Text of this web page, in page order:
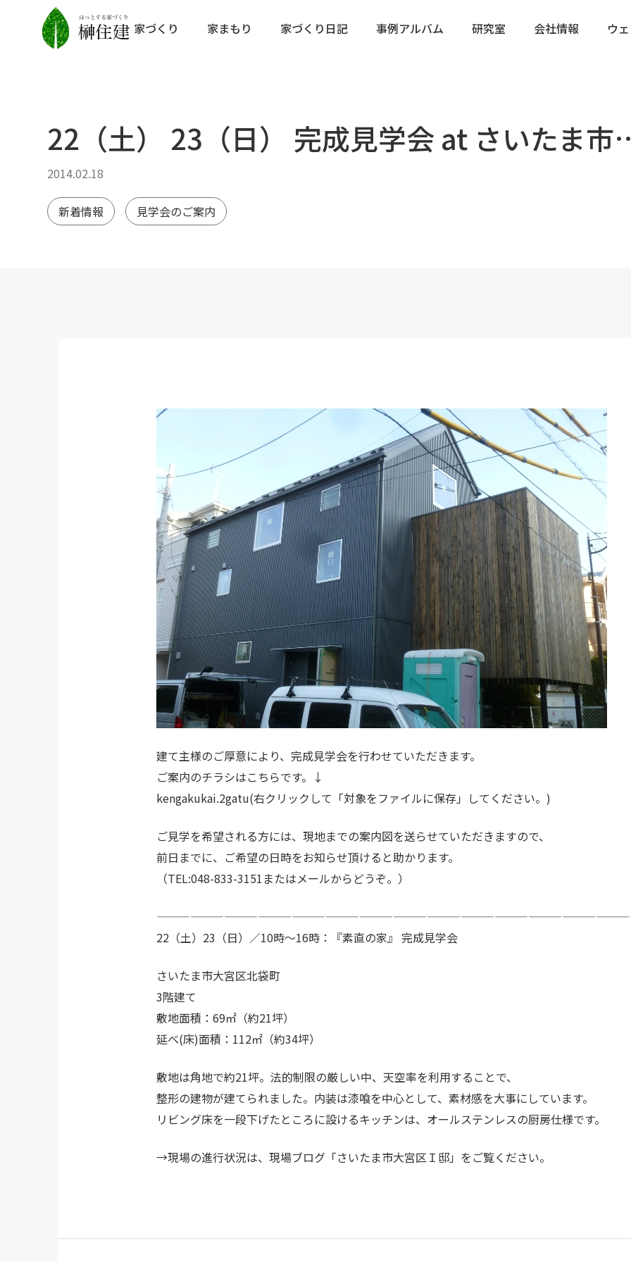
家づくり 家まもり 家づくり日記 事例アルバム 研究室 会社情報 ウ
22（土） 23（日） 完成見学会 at さいたま
2014.02.18
新着情報 見学会のご案内
建て主様のご厚意により、完成見学会を行わせていただきます。
ご案内のチラシはこちらです。↓
kengakukai.2gatu(右クリックして「対象をファイルに保存」してください。)
ご見学を希望される方には、現地までの案内図を送らせていただきますので、
前日までに、ご希望の日時をお知らせ頂けると助かります。
（TEL:048-833-3151またはメールからどうぞ。）
22（土）23（日）／10時～16時：『素直の家』 完成見学会
さいたま市大宮区北袋町
3階建て
敷地面積：69㎡（約21坪）
延べ(床)面積：112㎡（約34坪）
敷地は角地で約21坪。法的制限の厳しい中、天空率を利用することで、
整形の建物が建てられました。内装は漆喰を中心として、素材感を大事にしています。
リビング床を一段下げたところに設けるキッチンは、オールステンレスの厨房仕様です。
→現場の進行状況は、現場ブログ 「さいたま市大宮区Ｉ邸」 をご覧ください。